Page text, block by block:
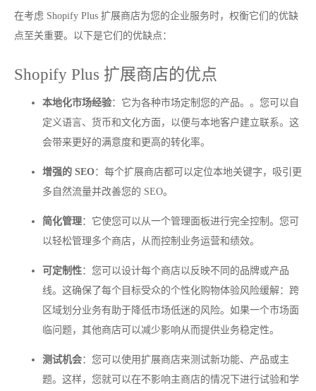
在考虑 Shopify Plus 扩展商店为您的企业服务时，权衡它们的优缺
点至关重要。以下是它们的优缺点：
Shopify Plus 扩展商店的优点
本地化市场经验：它为各种市场定制您的产品。。您可以自
定义语言、货币和文化方面，以便与本地客户建立联系。这
会带来更好的满意度和更高的转化率。
增强的 SEO：每个扩展商店都可以定位本地关键字，吸引更
多自然流量并改善您的 SEO。
简化管理：它使您可以从一个管理面板进行完全控制。您可
以轻松管理多个商店，从而控制业务运营和绩效。
可定制性：您可以设计每个商店以反映不同的品牌或产品
线。这确保了每个目标受众的个性化购物体验风险缓解：跨
区域划分业务有助于降低市场低迷的风险。如果一个市场面
临问题，其他商店可以减少影响从而提供业务稳定性。
测试机会：您可以使用扩展商店来测试新功能、产品或主
题。这样，您就可以在不影响主商店的情况下进行试验和学